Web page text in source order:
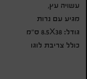
עשויה עץ,
מגיע עם נרות
גודל: 8.5X38 ס”מ
כולל צריבת לוגו